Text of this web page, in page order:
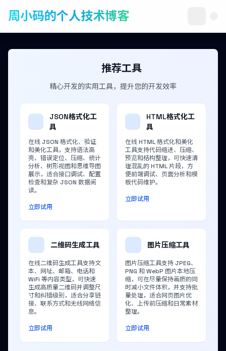
周小码的个人技术博客
推荐工具
精心开发的实用工具，提升您的开发效率
JSON格式化工
具
在线 JSON 格式化、验证
和美化工具，支持语法高
亮、错误定位、压缩、统计
分析、树形视图和思维导图
展示，适合接口调试、配置
检查和复杂 JSON 数据阅
读。
立即试用
HTML格式化工
具
在线 HTML 格式化和美化
工具支持代码缩进、压缩、
预览和结构整理，可快速清
理混乱的 HTML 片段，方
便前端调试、页面分析和模
板代码维护。
立即试用
二维码生成工具
在线二维码生成工具支持文
本、网址、邮箱、电话和
WiFi 等内容类型，可快速
生成高质量二维码并调整尺
寸和纠错级别，适合分享链
接、联系方式和无线网络信
息。
立即试用
图片压缩工具
图片压缩工具支持 JPEG、
PNG 和 WebP 图片本地压
缩，可在尽量保持画质的同
时减小文件体积，并支持批
量处理，适合网页图片优
化、上传前压缩和日常素材
整理。
立即试用